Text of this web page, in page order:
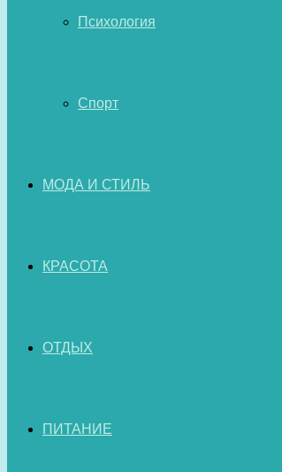
Психология
Спорт
МОДА И СТИЛЬ
КРАСОТА
ОТДЫХ
ПИТАНИЕ